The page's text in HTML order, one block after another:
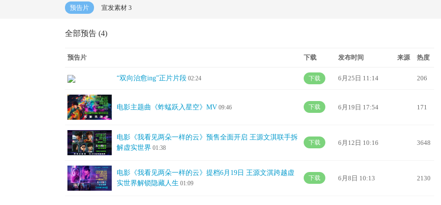
预告片 宣发素材 3
全部预告 (4)
预告片 下载 发布时间 来源 热度
“双向治愈ing”正片片段 02:24 下载 6月25日 11:14 206
电影主题曲《蚱蜢跃入星空》MV 09:46 下载 6月19日 17:54 171
电影《我看见两朵一样的云》预售全面开启 王源文淇联手拆
解虚实世界 01:38
下载 6月12日 10:16 3648
电影《我看见两朵一样的云》提档6月19日 王源文淇跨越虚
实世界解锁隐藏人生 01:09
下载 6月8日 10:13 2130